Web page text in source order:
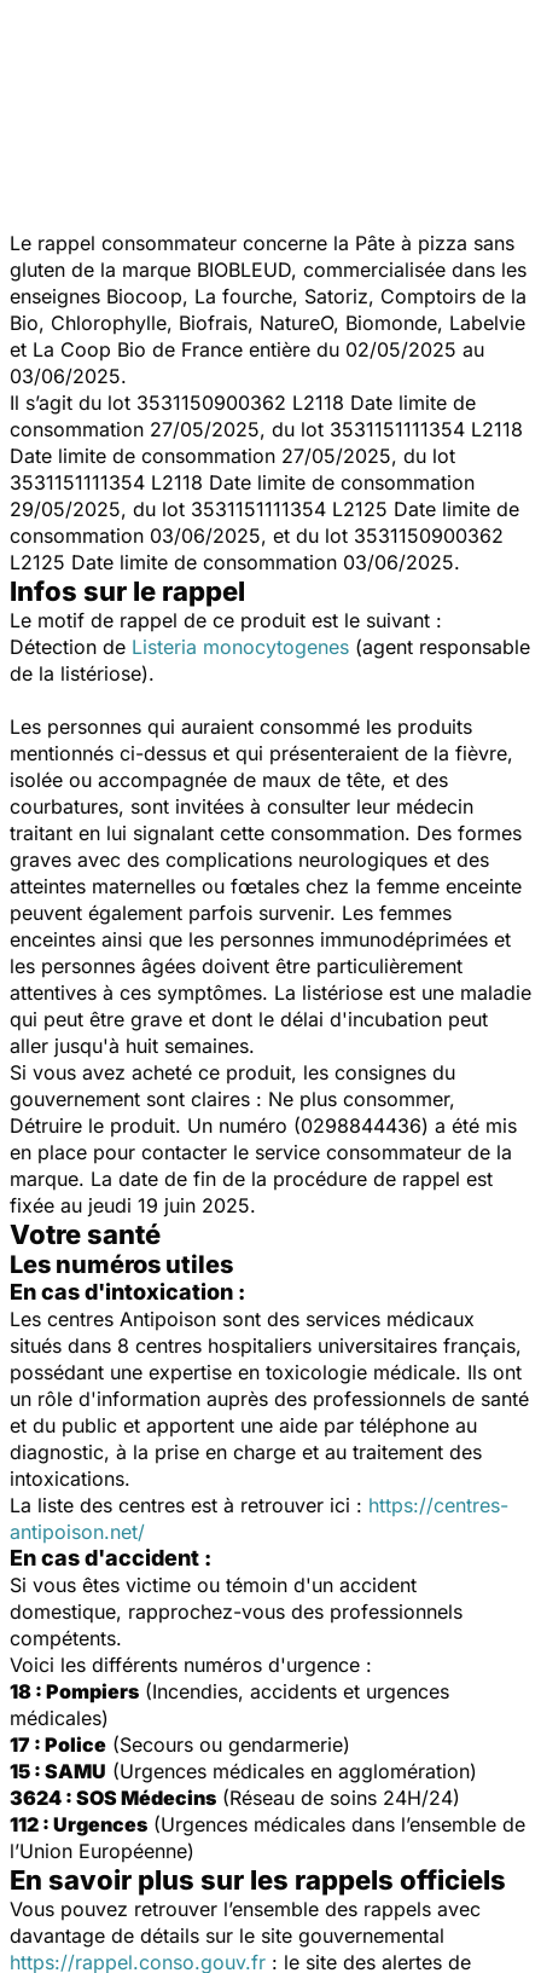
Le rappel consommateur concerne la Pâte à pizza sans
gluten de la marque BIOBLEUD, commercialisée dans les
enseignes Biocoop, La fourche, Satoriz, Comptoirs de la
Bio, Chlorophylle, Biofrais, NatureO, Biomonde, Labelvie
et La Coop Bio de France entière du 02/05/2025 au
03/06/2025.
Il s’agit du lot 3531150900362 L2118 Date limite de
consommation 27/05/2025, du lot 3531151111354 L2118
Date limite de consommation 27/05/2025, du lot
3531151111354 L2118 Date limite de consommation
29/05/2025, du lot 3531151111354 L2125 Date limite de
consommation 03/06/2025, et du lot 3531150900362
L2125 Date limite de consommation 03/06/2025.
Infos sur le rappel
Le motif de rappel de ce produit est le suivant :
Détection de Listeria monocytogenes (agent responsable
de la listériose).
Les personnes qui auraient consommé les produits
mentionnés ci-dessus et qui présenteraient de la fièvre,
isolée ou accompagnée de maux de tête, et des
courbatures, sont invitées à consulter leur médecin
traitant en lui signalant cette consommation. Des formes
graves avec des complications neurologiques et des
atteintes maternelles ou fœtales chez la femme enceinte
peuvent également parfois survenir. Les femmes
enceintes ainsi que les personnes immunodéprimées et
les personnes âgées doivent être particulièrement
attentives à ces symptômes. La listériose est une maladie
qui peut être grave et dont le délai d'incubation peut
aller jusqu'à huit semaines.
Si vous avez acheté ce produit, les consignes du
gouvernement sont claires : Ne plus consommer,
Détruire le produit. Un numéro (0298844436) a été mis
en place pour contacter le service consommateur de la
marque. La date de fin de la procédure de rappel est
fixée au jeudi 19 juin 2025.
Votre santé
Les numéros utiles
En cas d'intoxication :
Les centres Antipoison sont des services médicaux
situés dans 8 centres hospitaliers universitaires français,
possédant une expertise en toxicologie médicale. Ils ont
un rôle d'information auprès des professionnels de santé
et du public et apportent une aide par téléphone au
diagnostic, à la prise en charge et au traitement des
intoxications.
La liste des centres est à retrouver ici : https://centres-
antipoison.net/
En cas d'accident :
Si vous êtes victime ou témoin d'un accident
domestique, rapprochez-vous des professionnels
compétents.
Voici les différents numéros d'urgence :
18 : Pompiers (Incendies, accidents et urgences
médicales)
17 : Police (Secours ou gendarmerie)
15 : SAMU (Urgences médicales en agglomération)
3624 : SOS Médecins (Réseau de soins 24H/24)
112 : Urgences (Urgences médicales dans l’ensemble de
l’Union Européenne)
En savoir plus sur les rappels officiels
Vous pouvez retrouver l’ensemble des rappels avec
davantage de détails sur le site gouvernemental
https://rappel.conso.gouv.fr : le site des alertes de